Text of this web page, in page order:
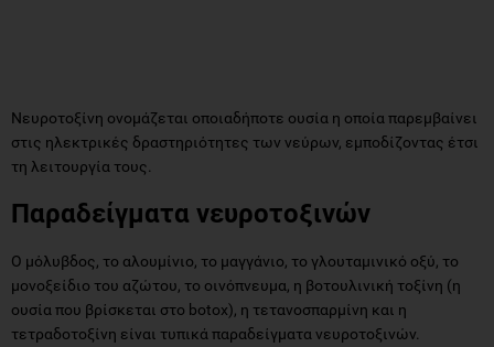
Νευροτοξίνη ονομάζεται οποιαδήποτε ουσία η οποία παρεμβαίνει
στις ηλεκτρικές δραστηριότητες των νεύρων, εμποδίζοντας έτσι
τη λειτουργία τους.
Παραδείγματα νευροτοξινών
O μόλυβδος, το αλουμίνιο, το μαγγάνιο, το γλουταμινικό οξύ, το
μονοξείδιο του αζώτου, το οινόπνευμα, η βοτουλινική τοξίνη (η
ουσία που βρίσκεται στο botox), η τετανοσπαρμίνη και η
τετραδοτοξίνη είναι τυπικά παραδείγματα νευροτοξινών.